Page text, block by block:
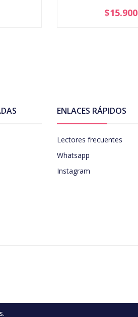
+
$15.900
ENLACES RÁPIDOS
Lectores frecuentes
Whatsapp
Instagram